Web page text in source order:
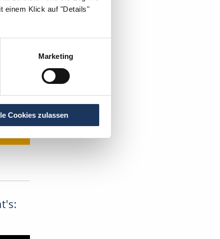
einem Klick auf "Details"
Marketing
Cookies zulassen
DIE